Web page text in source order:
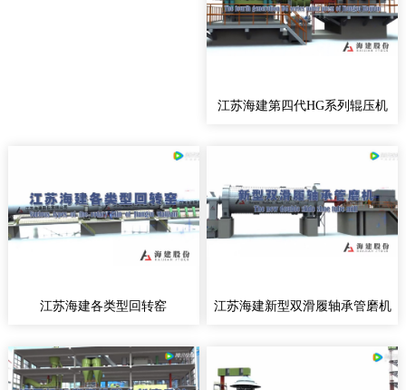
江苏海建第四代HG系列辊压机
江苏海建各类型回转窑 江苏海建新型双滑履轴承管磨机